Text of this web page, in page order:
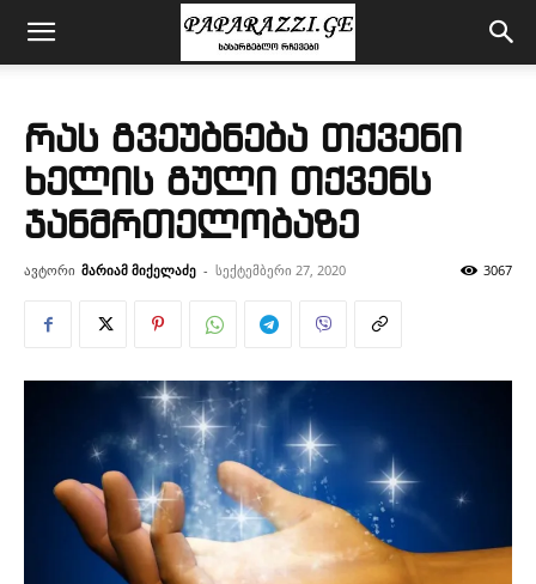
რას გვეუბნება თქვენი
ხელის გული თქვენს
ჯანმრთელობაზე
ავტორი მარიამ მიქელაძე - სექტემბერი 27, 2020 3067